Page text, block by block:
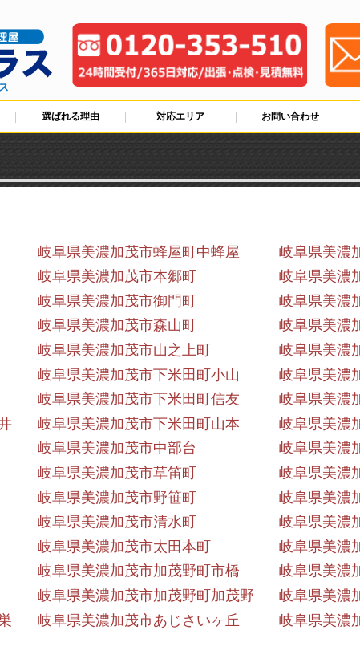
選ばれる理由 対応エリア お問い合わせ
岐阜県美濃加茂市蜂屋町中蜂屋
岐阜県美濃
岐阜県美濃加茂市本郷町
岐阜県美濃
岐阜県美濃加茂市御門町
岐阜県美濃
岐阜県美濃加茂市森山町
岐阜県美濃
岐阜県美濃加茂市山之上町
岐阜県美濃
岐阜県美濃加茂市下米田町小山
岐阜県美濃
岐阜県美濃加茂市下米田町信友
岐阜県美濃
岐阜県美濃加茂市下米田町山本
岐阜県美濃
岐阜県美濃加茂市中部台
岐阜県美濃
岐阜県美濃加茂市草笛町
岐阜県美濃
岐阜県美濃加茂市野笹町
岐阜県美濃
岐阜県美濃加茂市清水町
岐阜県美濃
岐阜県美濃加茂市太田本町
岐阜県美濃
岐阜県美濃加茂市加茂野町市橋
岐阜県美濃
岐阜県美濃加茂市加茂野町加茂野
岐阜県美濃
岐阜県美濃加茂市あじさいヶ丘 岐阜県美濃